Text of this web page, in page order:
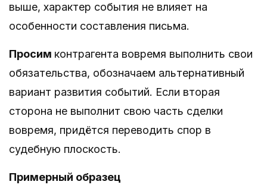
выше, характер события не влияет на
особенности составления письма.
Просим контрагента вовремя выполнить свои
обязательства, обозначаем альтернативный
вариант развития событий. Если вторая
сторона не выполнит свою часть сделки
вовремя, придётся переводить спор в
судебную плоскость.
Примерный образец